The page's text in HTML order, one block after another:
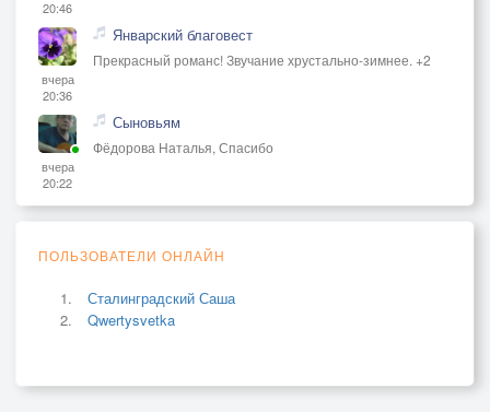
20:46
вчера
20:36
Январский благовест
Прекрасный романс! Звучание хрустально-зимнее. +2
вчера
20:22
Сыновьям
Фёдорова Наталья, Спасибо
ПОЛЬЗОВАТЕЛИ ОНЛАЙН
Сталинградский Саша
Qwertysvetka